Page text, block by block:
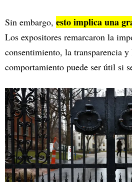
Sin embargo, esto implica una
Los expositores remarcaron la
consentimiento, la transparencia
comportamiento puede ser útil si